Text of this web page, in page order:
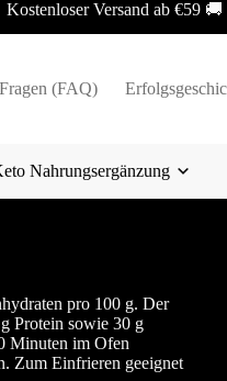
Kostenloser Versand ab €59 🚚
(FAQ)
Nahrungsergänzung
pro 100 g. Der
Protein sowie 30 g
Minuten im Ofen
Zum Einfrieren geeignet